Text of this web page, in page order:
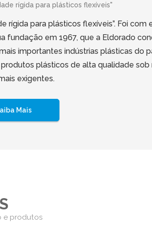
rígida para plásticos flexíveis"
rígida para plásticos flexíveis”. Foi com
fundação em 1967, que a Eldorado
importantes indústrias plásticas do
plásticos de alta qualidade sob
exigentes.
Mais
e produtos